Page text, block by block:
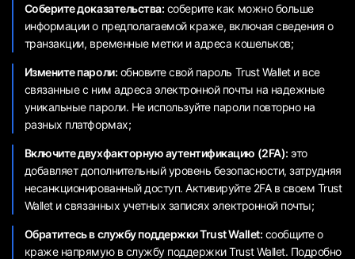
Соберите доказательства: соберите как можно больше
информации о предполагаемой краже, включая сведения о
транзакции, временные метки и адреса кошельков;
Измените пароли: обновите свой пароль Trust Wallet и все
связанные с ним адреса электронной почты на надежные
уникальные пароли. Не используйте пароли повторно на
разных платформах;
Включите двухфакторную аутентификацию (2FA): это
добавляет дополнительный уровень безопасности, затрудняя
несанкционированный доступ. Активируйте 2FA в своем Trust
Wallet и связанных учетных записях электронной почты;
Обратитесь в службу поддержки Trust Wallet: сообщите о
краже напрямую в службу поддержки Trust Wallet. Подробно